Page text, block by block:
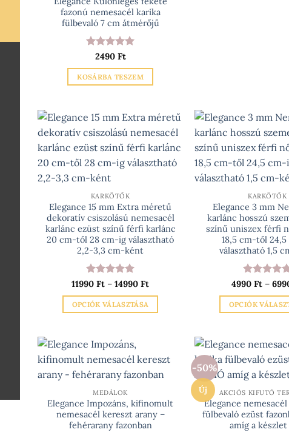
fazonú nemesacél karika
fülbevaló 7 cm átmérőjű
Értékelés:
2490 Ft
KOSÁRBA TESZEM
KARKÖTŐK
Elegance 15 mm Extra méretű
dekoratív csiszolású nemesacél
karlánc ezüst színű férfi karlánc
20 cm-től 28 cm-ig választható
2,2-3,3 cm-ként
Értékelés:5
11990Ft – 14990FtÁrtartomány:
-
OPCIÓK VÁLASZTÁSA
terméknek
több
variációja
van.
A
változatok
a
KARKÖTŐK
Elegance 3 mm
karlánc hosszú
színű uniszex férfi
18,5 cm-től
választható 1,5
Értékelés:
4990Ft –
OPCIÓK
több
van.
A
a
MEDÁLOK
Elegance Impozáns, kifinomult
nemesacél kereszt arany –
fehérarany fazonban
-50%
Új AKCIÓS KIFUTÓ
Elegance
fülbevaló ezüst
amíg a